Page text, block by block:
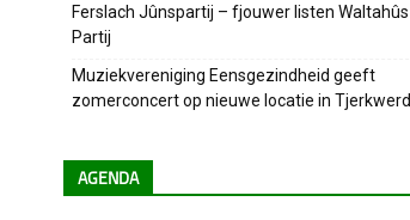
Ferslach Jûnspartij – fjouwer listen Waltahûs
Partij
Muziekvereniging Eensgezindheid geeft
zomerconcert op nieuwe locatie in Tjerkwerd
AGENDA